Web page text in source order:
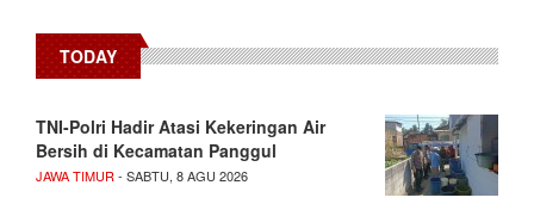
TODAY
TNI-Polri Hadir Atasi Kekeringan Air
Bersih di Kecamatan Panggul
JAWA TIMUR- SABTU, 8 AGU 2026